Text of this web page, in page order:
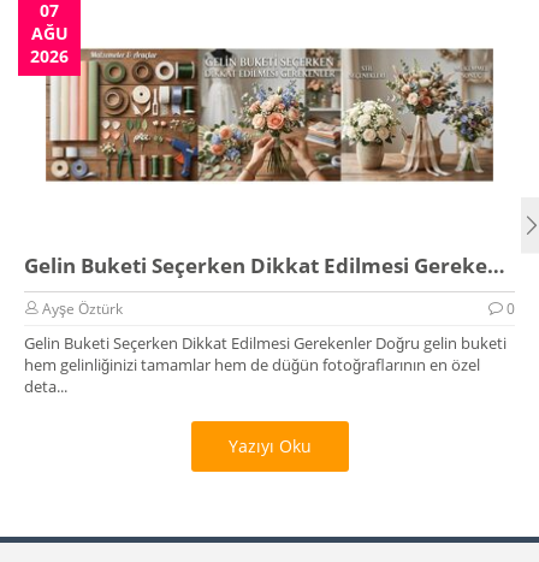
07
AĞU
2026
Gelin Buketi Seçerken Dikkat Edilmesi Gerekenler
Ayşe Öztürk 0
Gelin Buketi Seçerken Dikkat Edilmesi Gerekenler Doğru gelin buketi
hem gelinliğinizi tamamlar hem de düğün fotoğraflarının en özel
deta...
Yazıyı Oku